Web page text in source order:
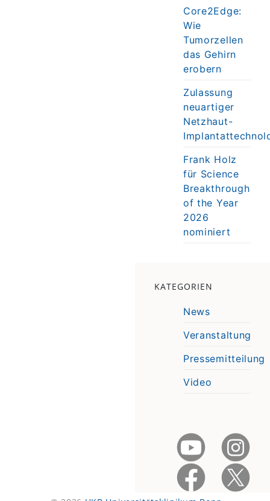
Core2Edge:
Wie
Tumorzellen
das Gehirn
erobern
Zulassung
neuartiger
Netzhaut-
Frank Holz
für Science
Breakthrough
of the Year
2026
nominiert
KATEGORIEN
News
Veranstaltung
Pressemitteilung
Video